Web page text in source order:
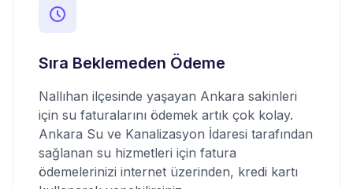
Sıra Beklemeden Ödeme
Nallıhan ilçesinde yaşayan Ankara sakinleri
için su faturalarını ödemek artık çok kolay.
Ankara Su ve Kanalizasyon İdaresi tarafından
sağlanan su hizmetleri için fatura
ödemelerinizi internet üzerinden, kredi kartı